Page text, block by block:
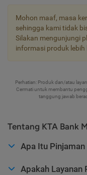
Mohon maaf, masa
sehingga kami tidak
Silakan mengunjungi
informasi produk lebih
Perhatian: Produk dan/atau
Cermati untuk membantu
tanggung jawab
Tentang KTA Bank
Apa Itu Pinjaman
Apakah Layanan